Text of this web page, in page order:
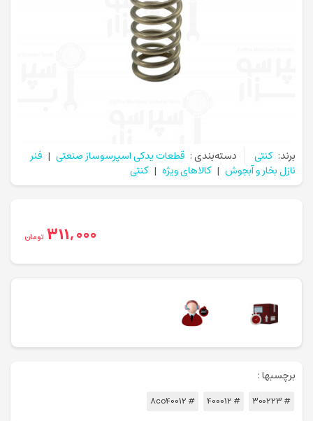
برند: کنتی دسته‌بندی : قطعات یدکی اسپرسوساز صنعتی | فنر
نازل بخار و آبجوش | کالاهای ویژه | کنتی
311,000 تومان
برچسبها :
# 300223
# 400012
# 8co40012